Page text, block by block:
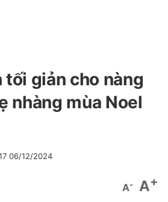
tối giản cho nàng
nhàng mùa Noel
06/12/2024
A- A+